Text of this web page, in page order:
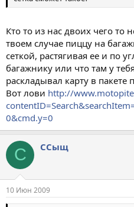
Кто то из нас двоих чего то
твоем случае пиццу на
сеткой, растягивая ее и по
багажнику или что там у
раскладывал карту в пакете
Вот лови http://
0&cmd.y=0
С ССыщ
10 Июн 2009